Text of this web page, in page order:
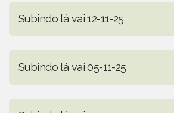
Subindo lá vai 12-11-25
Subindo lá vai 05-11-25